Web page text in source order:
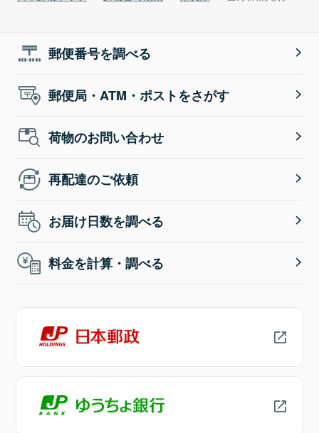
郵便番号を調べる
郵便局・ATM・ポストをさがす
荷物のお問い合わせ
再配達のご依頼
お届け日数を調べる
料金を計算・調べる